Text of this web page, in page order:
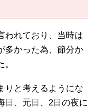
われており、当時は
多かった為、節分か
りと考えるようにな
日、元日、2日の夜に